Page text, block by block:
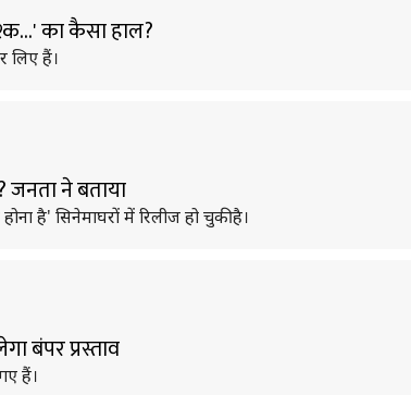
का कैसा हाल?
लिए हैं।
ने बताया
है' सिनेमाघरों में रिलीज हो चुकी है।
बंपर प्रस्ताव
हैं।